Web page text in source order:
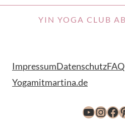
YIN YOGA CLUB
ImpressumDatenschutz
Yogamitmartina.de